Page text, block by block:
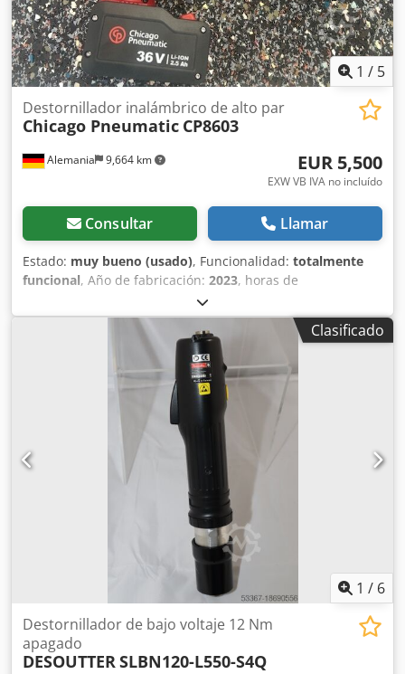
1 / 5
Alemania 9,664 km
Destornillador inalámbrico de alto par
Chicago Pneumatic CP8603
EUR 5,500
EXW VB IVA no incluído
Consultar Llamar
Estado: muy bueno (usado), Funcionalidad: totalmente
funcional, Año de fabricación: 2023, horas de
, número de máquina/vehículo:
6151570380, De nuestro inventario de herramientas de
demostración, probadas y totalmente funcionales: Llave de
torsión inalámbrica de alto torque Chicago Neumática
CP8603 Chjdpfjv Tbh Rsx Aczja Herramienta de
demostración con cargador + 2 baterías (36 V 2,5 Ah)
Velocidad de ralentí: 20 rpm Rango de par mín./máx.: 70 a
325 Nm Par de trabajo: 90 a 260 Nm Salida: 3/4" cuadrado
Longitud: 281 mm Peso con batería y brazo de reacción:
4,1 kg
Clasificado
1 / 6
Destornillador de bajo voltaje 12 Nm
apagado
DESOUTTERSLBN120-L550-S4Q